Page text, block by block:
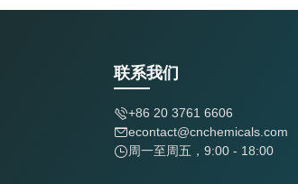
联系我们
+86 20 3761 6606
econtact@cnchemicals.com
周一至周五，9:00 - 18:00